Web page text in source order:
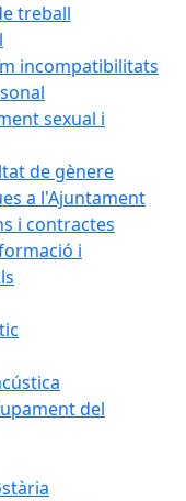
treball
incompatibilitats
sexual i
de gènere
a l'Ajuntament
i contractes
i
del